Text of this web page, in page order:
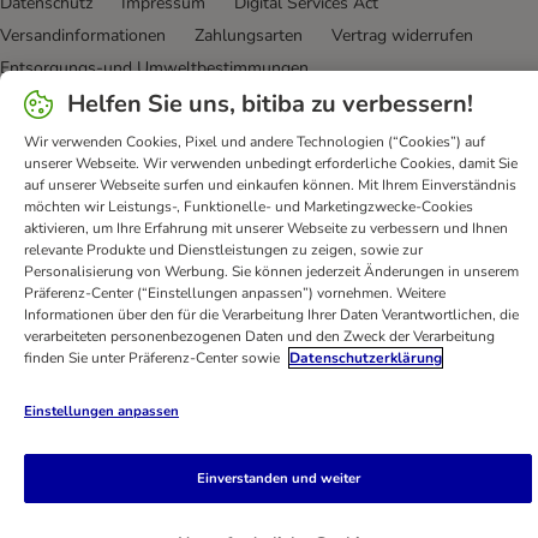
Versandinformationen
Zahlungsarten
Vertrag widerrufen
Entsorgungs-und Umweltbestimmungen
Erklärung zur Barrierefreiheit
bitiba GmbH2026
Helfen Sie uns, bitiba zu verbessern!
Wir verwenden Cookies, Pixel und andere Technologien (“Cookies”) auf
unserer Webseite. Wir verwenden unbedingt erforderliche Cookies, damit Sie
auf unserer Webseite surfen und einkaufen können. Mit Ihrem Einverständnis
möchten wir Leistungs-, Funktionelle- und Marketingzwecke-Cookies
aktivieren, um Ihre Erfahrung mit unserer Webseite zu verbessern und Ihnen
relevante Produkte und Dienstleistungen zu zeigen, sowie zur
Personalisierung von Werbung. Sie können jederzeit Änderungen in unserem
Präferenz-Center (“Einstellungen anpassen”) vornehmen. Weitere
Informationen über den für die Verarbeitung Ihrer Daten Verantwortlichen, die
verarbeiteten personenbezogenen Daten und den Zweck der Verarbeitung
finden Sie unter Präferenz-Center sowie Datenschutzerklärung
Einstellungen anpassen
Einverstanden und weiter